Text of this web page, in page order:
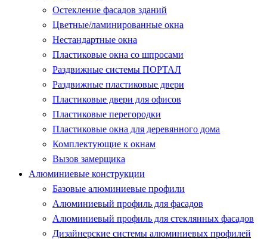
Остекление фасадов зданий
Цветные/ламинированные окна
Нестандартные окна
Пластиковые окна со шпросами
Раздвижные системы ПОРТАЛ
Раздвижные пластиковые двери
Пластиковые двери для офисов
Пластиковые перегородки
Пластиковые окна для деревянного дома
Комплектующие к окнам
Вызов замерщика
Алюминиевые конструкции
Базовые алюминиевые профили
Алюминиевый профиль для фасадов
Алюминиевый профиль для стеклянных фасадов
Дизайнерские системы алюминиевых профилей